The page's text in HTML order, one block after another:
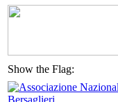
Show the Flag: